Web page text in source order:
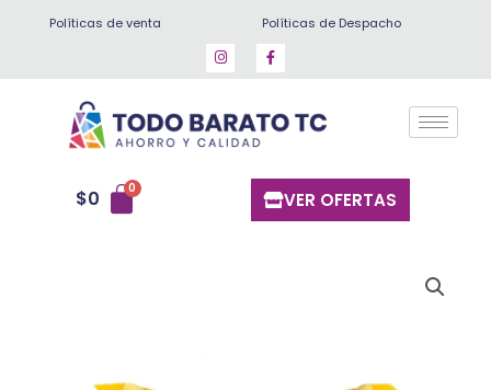
Políticas de venta Políticas de Despacho
$0 VER OFERTAS